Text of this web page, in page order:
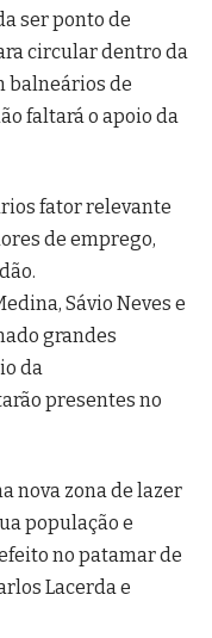
ser ponto de
circular dentro da
balneários de
faltará o apoio da
fator relevante
de emprego,
Sávio Neves e
grandes
da
presentes no
nova zona de lazer
população e
no patamar de
Lacerda e